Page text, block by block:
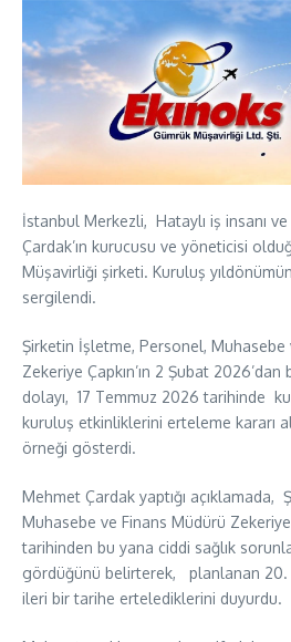
İstanbul Merkezli, Hataylı iş insanı
Çardak’ın kurucusu ve yöneticisi
Müşavirliği şirketi. Kuruluş
sergilendi.
Şirketin İşletme, Personel, Muhasebe
Zekeriye Çapkın’ın 2 Şubat
dolayı, 17 Temmuz 2026 tarihinde
kuruluş etkinliklerini erteleme kararı
örneği gösterdi.
Mehmet Çardak yaptığı açıklamada,
Muhasebe ve Finans Müdürü Zekeriye
tarihinden bu yana ciddi sağlık
gördüğünü belirterek, planlanan 20.
ileri bir tarihe ertelediklerini duyurdu.